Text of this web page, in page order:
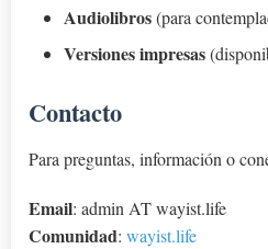
Audiolibros(para
Versiones impresas
Contacto
Para preguntas, información o
Email: admin AT wayist.life
Comunidad: wayist.life